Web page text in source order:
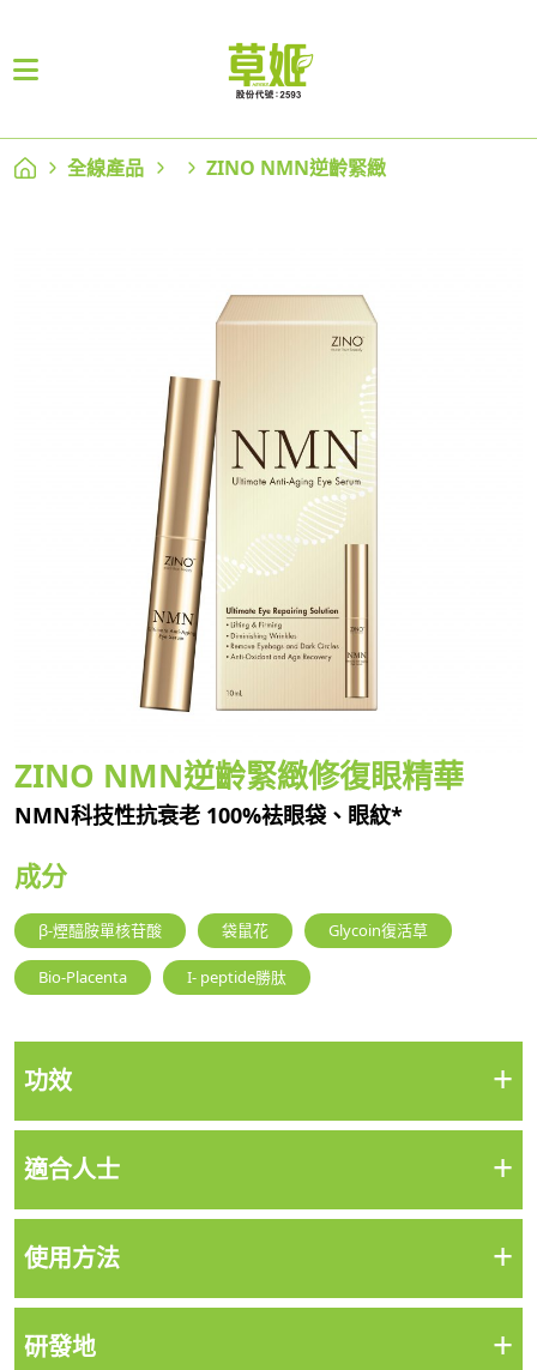
全線產品 ZINO NMN逆齡緊緻
ZINO NMN逆齡緊緻修復眼精華
NMN科技性抗衰老 100%袪眼袋、眼紋*
成分
β-煙醯胺單核苷酸 袋鼠花 Glycoin復活草
Bio-Placenta I- peptide勝肽
功效 +
適合人士 +
使用方法 +
研發地 +